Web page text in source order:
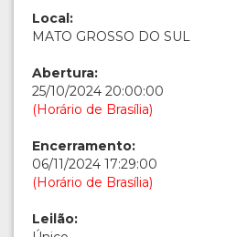
Local:
MATO GROSSO DO SUL
Abertura:
25/10/2024 20:00:00
(Horário de Brasília)
Encerramento:
06/11/2024 17:29:00
(Horário de Brasília)
Leilão: